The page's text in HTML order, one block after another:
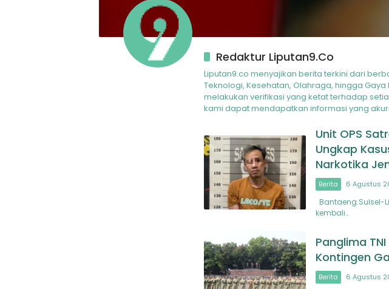
Redaktur Liputan9.co
Liputan9.co menyajikan berita terkini dari
Teknologi, Kesehatan, Olahraga, hingga
melakukan verifikasi yang ketat terhadap
kami dapat mendapatkan informasi yang
Unit OPS
Ungkap
Narkotika
Berita 6 Agustus
Bantaeng.Sulsel-
kembali…
Panglima
Kontingen
Berita 6 Agustus